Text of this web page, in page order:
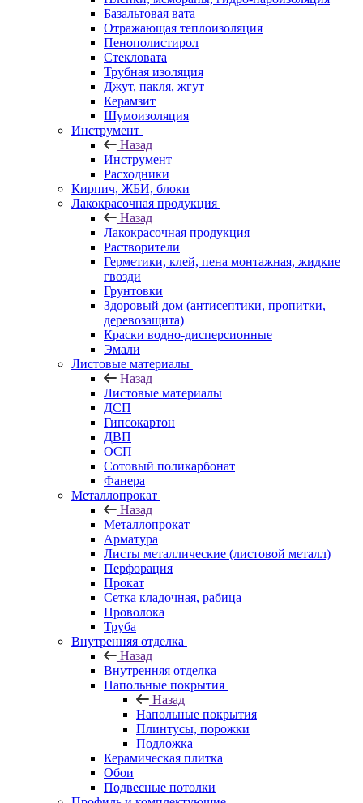
Базальтовая вата
Отражающая теплоизоляция
Пенополистирол
Стекловата
Трубная изоляция
Джут, пакля, жгут
Керамзит
Шумоизоляция
Инструмент
Назад
Инструмент
Расходники
Кирпич, ЖБИ, блоки
Лакокрасочная продукция
Назад
Лакокрасочная продукция
Растворители
Герметики, клей, пена монтажная, жидкие
гвозди
Грунтовки
Здоровый дом (антисептики, пропитки,
деревозащита)
Краски водно-дисперсионные
Эмали
Листовые материалы
Назад
Листовые материалы
ДСП
Гипсокартон
ДВП
ОСП
Сотовый поликарбонат
Фанера
Металлопрокат
Назад
Металлопрокат
Арматура
Листы металлические (листовой металл)
Перфорация
Прокат
Сетка кладочная, рабица
Проволока
Труба
Внутренняя отделка
Назад
Внутренняя отделка
Напольные покрытия
Назад
Напольные покрытия
Плинтусы, порожки
Подложка
Керамическая плитка
Обои
Подвесные потолки